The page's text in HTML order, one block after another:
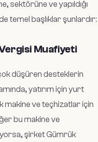
sektörüne ve yapıldığı
temel başlıklar şunlardır:
Muafiyeti
düşüren desteklerin
yatırım için yurt
makine ve teçhizatlar için
bu makine ve
şirket Gümrük